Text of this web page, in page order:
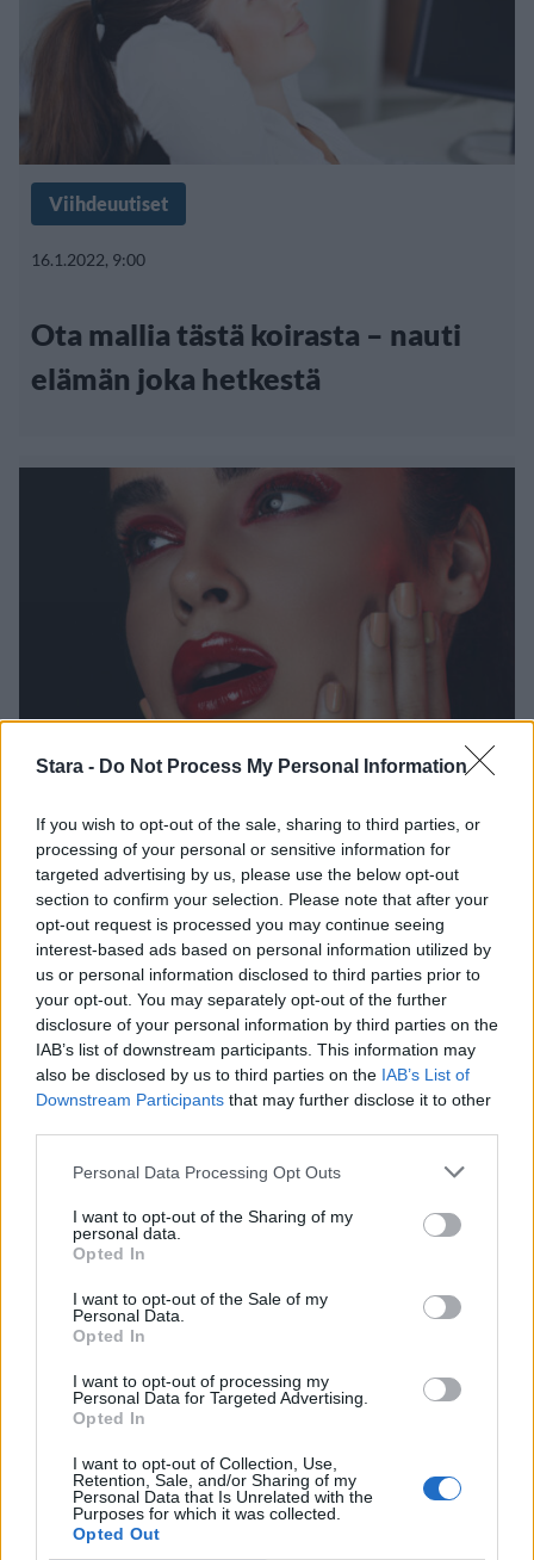
Stara - Do Not Process My Personal Information
If you wish to opt-out of the sale, sharing to third parties, or
processing of your personal or sensitive information for
targeted advertising by us, please use the below opt-out
section to confirm your selection. Please note that after your
opt-out request is processed you may continue seeing
interest-based ads based on personal information utilized by
us or personal information disclosed to third parties prior to
your opt-out. You may separately opt-out of the further
disclosure of your personal information by third parties on the
IAB’s list of downstream participants. This information may
also be disclosed by us to third parties on the IAB’s List of
Downstream Participants that may further disclose it to other
Personal Data Processing Opt Outs
I want to opt-out of the Sharing of my
personal data.
Opted In
I want to opt-out of the Sale of my
Personal Data.
Opted In
I want to opt-out of processing my
Personal Data for Targeted Advertising.
Opted In
I want to opt-out of Collection, Use,
Retention, Sale, and/or Sharing of my
Personal Data that Is Unrelated with the
Purposes for which it was collected.
Opted Out
Viihdeuutiset
16.1.2022, 9:00
Ota mallia tästä koirasta – nauti
elämän joka hetkestä
Lifestyle Terveys
25.6.2021, 16:40
Nämä hyvinvointirutiinit
vähentävät stressiä – ota tärkeät
vinkit haltuun
Lifestyle Terveys
22.5.2021, 23:20
Laventeliöljyllä on lukuisia
hyötyjä – terveyttä ja